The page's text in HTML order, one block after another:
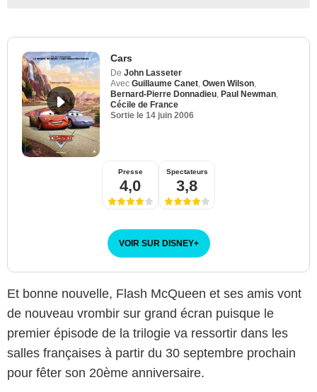
Cars
De John Lasseter
Avec Guillaume Canet Owen Wilson
Bernard-Pierre Donnadieu Paul Newman
Cécile de France
Sortie le 14 juin 2006
Presse
4,0
Spectateurs
3,8
VOIR SUR DISNEY+
Et bonne nouvelle, Flash McQueen et ses amis vont
de nouveau vrombir sur grand écran puisque le
premier épisode de la trilogie va ressortir dans les
salles françaises à partir du 30 septembre prochain
pour fêter son 20ème anniversaire.